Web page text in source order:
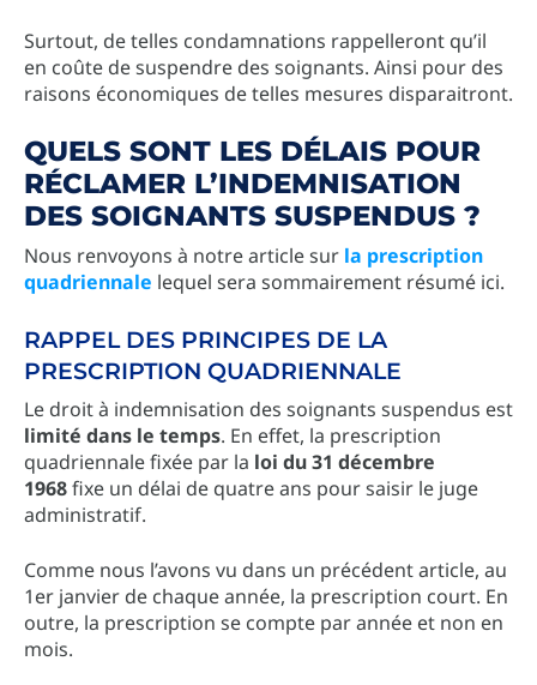
Surtout, de telles condamnations rappelleront qu’il
en coûte de suspendre des soignants. Ainsi pour des
raisons économiques de telles mesures disparaitront.
QUELS SONT LES DÉLAIS POUR
RÉCLAMER L’INDEMNISATION
DES SOIGNANTS SUSPENDUS ?
Nous renvoyons à notre article sur la prescription
quadriennale lequel sera sommairement résumé ici.
RAPPEL DES PRINCIPES DE LA
PRESCRIPTION QUADRIENNALE
Le droit à indemnisation des soignants suspendus est
limité dans le temps. En effet, la prescription
quadriennale fixée par la loi du 31 décembre
1968fixe un délai de quatre ans pour saisir le juge
administratif.
Comme nous l’avons vu dans un précédent article, au
1er janvier de chaque année, la prescription court. En
outre, la prescription se compte par année et non en
mois.